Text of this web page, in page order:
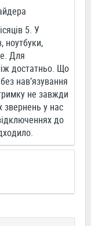
5. У
ноутбуки,
Для
достатньо. Що
нав’язування
не завжди
звернень у нас
до